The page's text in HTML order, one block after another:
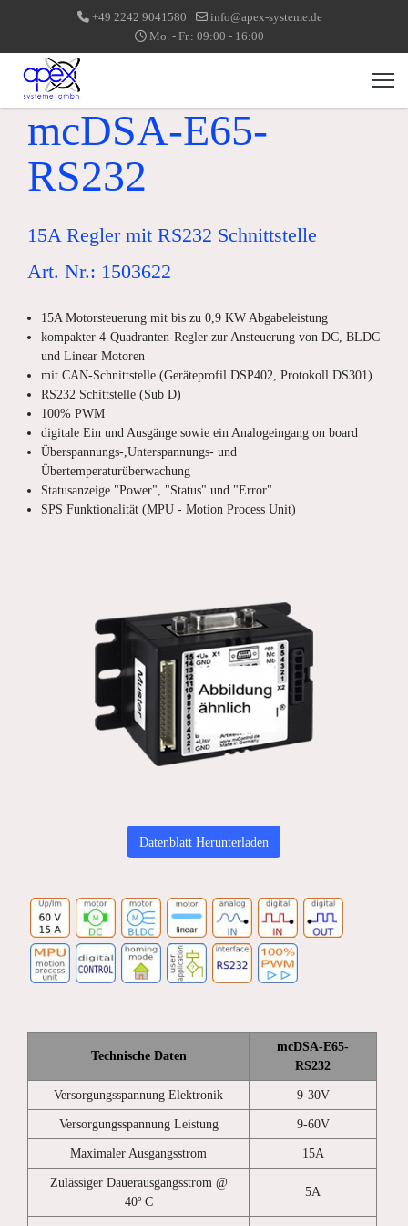
+49 2242 9041580
info@apex-systeme.de
Mo. - Fr.: 09:00 - 16:00
mcDSA-E65-
RS232
15A Regler mit RS232 Schnittstelle
Art. Nr.: 1503622
15A Motorsteuerung mit bis zu 0,9 KW Abgabeleistung
kompakter 4-Quadranten-Regler zur Ansteuerung von DC, BLDC
und Linear Motoren
mit CAN-Schnittstelle (Geräteprofil DSP402, Protokoll DS301)
RS232 Schittstelle (Sub D)
100% PWM
digitale Ein und Ausgänge sowie ein Analogeingang on board
Überspannungs-,Unterspannungs- und
Übertemperaturüberwachung
Statusanzeige "Power", "Status" und "Error"
SPS Funktionalität (MPU - Motion Process Unit)
Datenblatt Herunterladen
Technische Daten
mcDSA-E65-
RS232
Versorgungsspannung Elektronik
9-30V
Versorgungsspannung Leistung
9-60V
Maximaler Ausgangsstrom
15A
Zulässiger Dauerausgangsstrom @
40º C
5A